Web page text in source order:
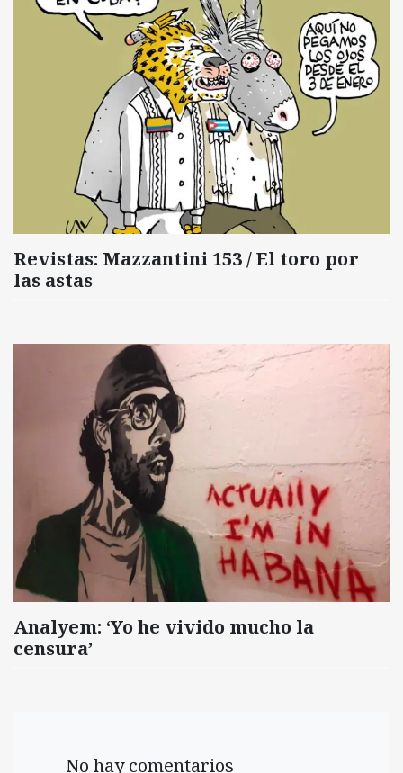
Revistas: Mazzantini 153 / El toro por
las astas
Analyem: ‘Yo he vivido mucho la
censura’
No hay comentarios